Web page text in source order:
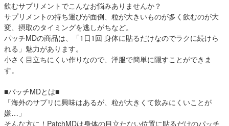
飲むサプリメントでこんなお悩みありませんか？
サプリメントの持ち運びが面倒、粒が大きいものが多く飲むのが大
変、摂取のタイミングを逃しがちなど。
パッチMDの商品は、「1日1回 身体に貼るだけなのでラクに続けら
れる」魅力があります。
小さく目立ちにくい作りなので、洋服で簡単に隠すことができま
す。
■パッチMDとは■
「海外のサプリに興味はあるが、粒が大きくて飲みにくいことが
嫌…」
そんな方に！PatchMDは身体の目立たない位置に貼るだけのパッチ